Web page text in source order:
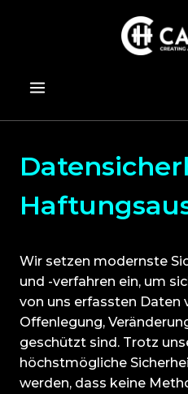
Wir setzen modernste
und -verfahren ein, um
von uns erfassten
Offenlegung,
geschützt sind. Trotz
höchstmögliche
werden, dass keine